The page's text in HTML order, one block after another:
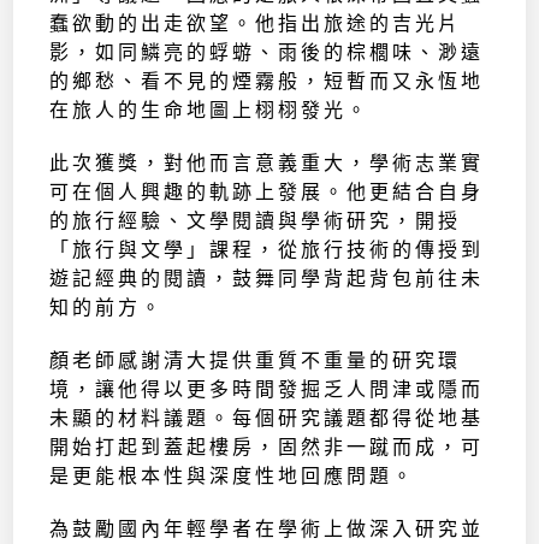
蠢欲動的出走欲望。他指出旅途的吉光片
影，如同鱗亮的蜉蝣、雨後的棕櫚味、渺遠
的鄉愁、看不見的煙霧般，短暫而又永恆地
在旅人的生命地圖上栩栩發光。
此次獲獎，對他而言意義重大，學術志業實
可在個人興趣的軌跡上發展。他更結合自身
的旅行經驗、文學閱讀與學術研究，開授
「旅行與文學」課程，從旅行技術的傳授到
遊記經典的閱讀，鼓舞同學背起背包前往未
知的前方。
顏老師感謝清大提供重質不重量的研究環
境，讓他得以更多時間發掘乏人問津或隱而
未顯的材料議題。每個研究議題都得從地基
開始打起到蓋起樓房，固然非一蹴而成，可
是更能根本性與深度性地回應問題。
為鼓勵國內年輕學者在學術上做深入研究並